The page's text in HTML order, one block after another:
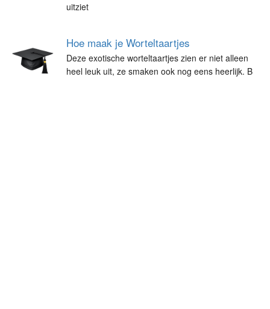
uitziet
Hoe maak je Worteltaartjes
Deze exotische worteltaartjes zien er niet alleen
heel leuk uit, ze smaken ook nog eens heerlijk. B